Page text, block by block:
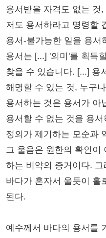
용서받을 자격도 없는 것
저도 용서하라고 명령할
용서-불가능한 일을 용서
용서는 [...] '의미'를 획득
찾을 수 있습니다. [...] 용
해명할 수 있는 것, 누구
용서하는 것은 용서가 아
용서할 수 없는 것을 용서
정의가 제기하는 모순과
그 울음은 원한의 확인이
하는 비약의 증거이다.
바다가 혼자서 울듯이 홀
된다.
예수께서 바다의 용서를